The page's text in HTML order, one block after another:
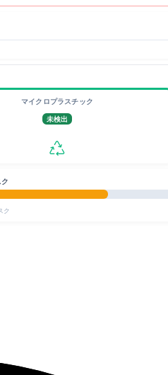
マイクロプラスチック
未検出
ク